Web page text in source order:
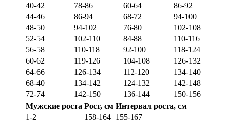
40-42
78-86 60-64
86-92
44-46
86-94 68-72
94-100
48-50
94-102 76-80
102-108
52-54
102-110 84-88
110-116
56-58
110-118 92-100
118-124
60-62
119-126 104-108
126-132
64-66
126-134 112-120
134-140
68-40
134-142 124-132
142-148
72-74
142-150 136-144
150-156
Мужские роста Рост, см Интервал роста, см
1-2
158-164 155-167